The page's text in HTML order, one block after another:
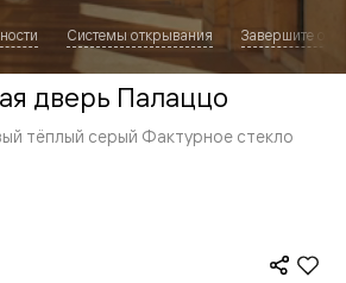
Системы открывания Завершите
дверь Палаццо
тёплый серый Фактурное стекло